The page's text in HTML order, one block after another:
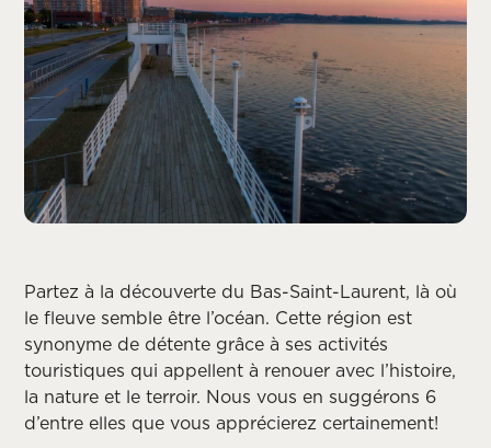
Partez à la découverte du Bas-Saint-Laurent, là où
le fleuve semble être l’océan. Cette région est
synonyme de détente grâce à ses activités
touristiques qui appellent à renouer avec l’histoire,
la nature et le terroir. Nous vous en suggérons 6
d’entre elles que vous apprécierez certainement!